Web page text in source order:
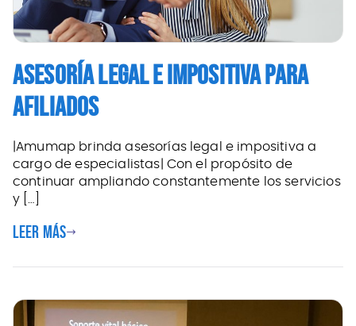
ASESORÍA LEGAL E IMPOSITIVA PARA
AFILIADOS
|Amumap brinda asesorías legal e impositiva a
cargo de especialistas| Con el propósito de
continuar ampliando constantemente los servicios
y […]
Leer más